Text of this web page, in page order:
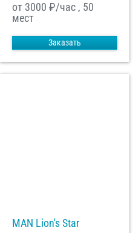
от 3000 ₽/час , 50
мест
Заказать
MAN Lion's Star